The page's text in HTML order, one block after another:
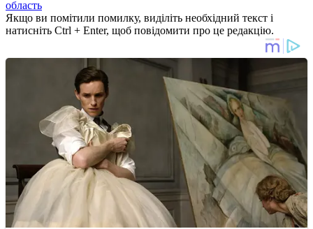
область
Якщо ви помітили помилку, виділіть необхідний текст і
натисніть Ctrl + Enter, щоб повідомити про це редакцію.